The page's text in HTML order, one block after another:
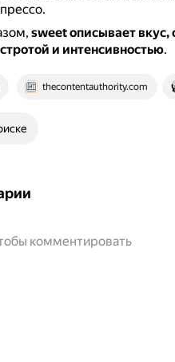
sweet описывает вкус,
и интенсивностью.
thecontentauthority.com
комментировать